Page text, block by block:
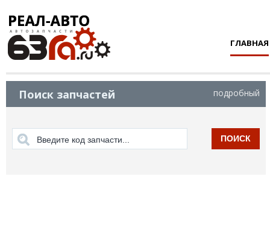
ГЛАВНАЯ
Поиск запчастей подробный
ПОИСК